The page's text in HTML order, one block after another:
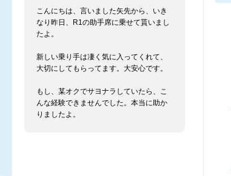
こんにちは、言いました矢先から、いき
なり昨日、R1の助手席に乗せて貰いまし
たよ。
新しい乗り手は凄く気に入ってくれて、
大切にしてもらってます。大安心です。
もし、某オクでサヨナラしていたら、こ
んな経験できませんでした。本当に助か
りましたよ。